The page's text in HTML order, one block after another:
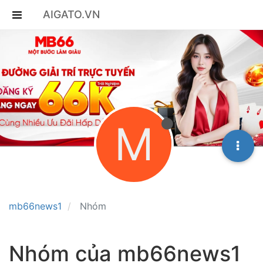
AIGATO.VN
mb66news1 Nhóm
M
Nhóm của mb66news1